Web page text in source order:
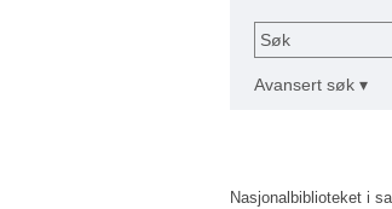
Søk
Avansert søk ▾
Nasjonalbiblioteket i